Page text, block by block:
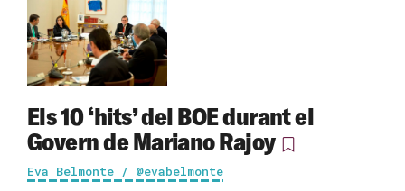
Els 10 ‘hits’ del BOE durant el
Govern de Mariano Rajoy
Eva Belmonte / @evabelmonte